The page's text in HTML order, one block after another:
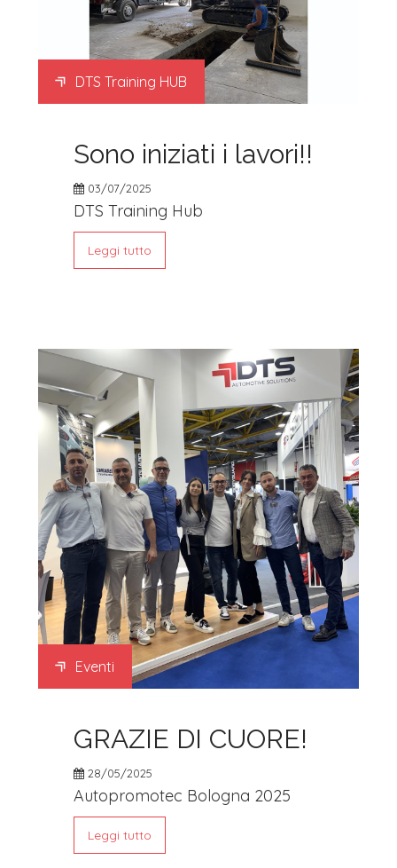
DTS Training HUB
Sono iniziati i lavori!!
03/07/2025
DTS Training Hub
Leggi tutto
Eventi
GRAZIE DI CUORE!
28/05/2025
Autopromotec Bologna 2025
Leggi tutto